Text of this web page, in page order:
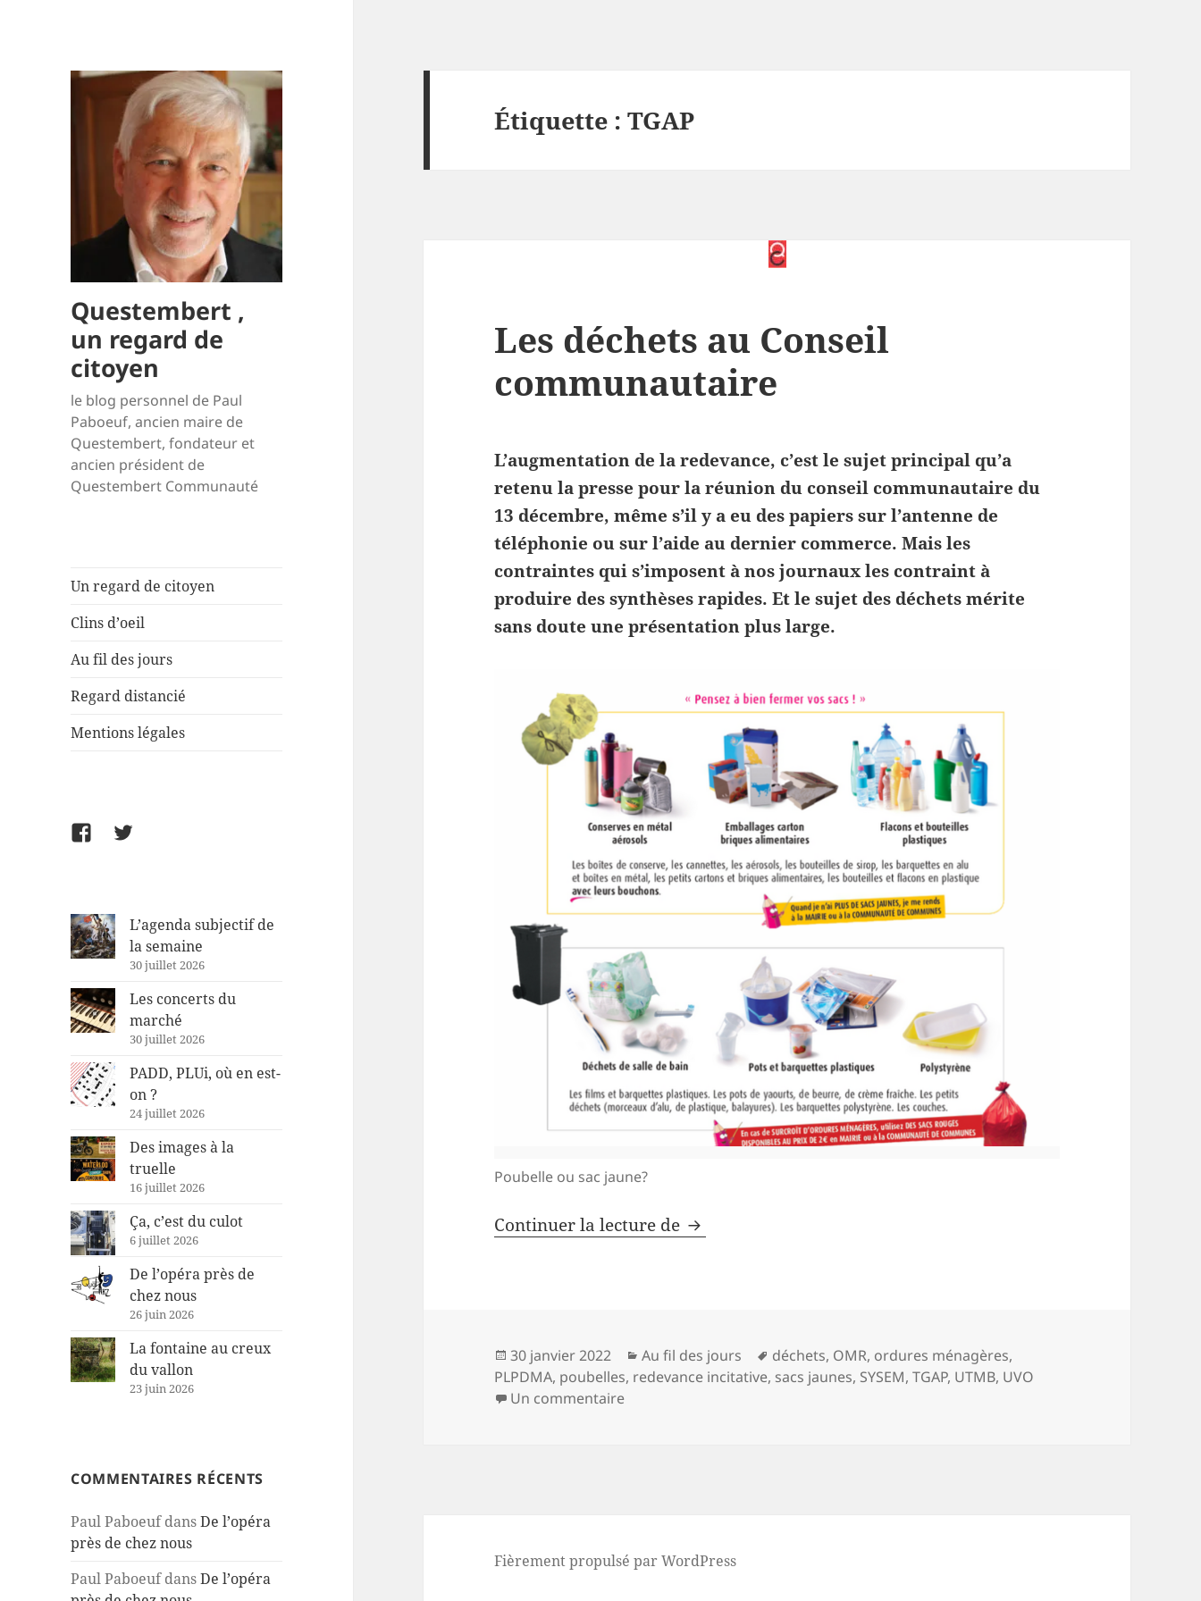
Questembert ,
un regard de
citoyen
le blog personnel de Paul
Paboeuf, ancien maire de
Questembert, fondateur et
ancien président de
Questembert Communauté
Un regard de citoyen
Clins d’oeil
Au fil des jours
Regard distancié
Mentions légales
FacebookTwitter
L’agenda subjectif de
la semaine
30 juillet 2026
Les concerts du
marché
30 juillet 2026
PADD, PLUi, où en est-
on ?
24 juillet 2026
Des images à la
truelle
16 juillet 2026
Ça, c’est du culot
6 juillet 2026
De l’opéra près de
chez nous
26 juin 2026
La fontaine au creux
du vallon
23 juin 2026
COMMENTAIRES RÉCENTS
Paul PaboeufdansDe l’opéra
près de chez nous
Paul PaboeufdansDe l’opéra
Étiquette :TGAP
Les déchets au Conseil
communautaire
L’augmentation de la redevance, c’est le sujet principal qu’a
retenu la presse pour la réunion du conseil communautaire du
13 décembre, même s’il y a eu des papiers sur l’antenne de
téléphonie ou sur l’aide au dernier commerce. Mais les
contraintes qui s’imposent à nos journaux les contraint à
produire des synthèses rapides. Et le sujet des déchets mérite
sans doute une présentation plus large.
Poubelle ou sac jaune?
Continuer la lecture de Les déchets au Conseil communautaire
Publié
le
30 janvier 2022 Catégories
Au fil des jours
Mots-
clés
déchets, OMR, ordures ménagères,
PLPDMA, poubelles, redevance incitative, sacs jaunes, SYSEM,TGAP, UTMB, UVO
Un commentairesur Les déchets au Conseil communautaire
Fièrement propulsé par WordPress